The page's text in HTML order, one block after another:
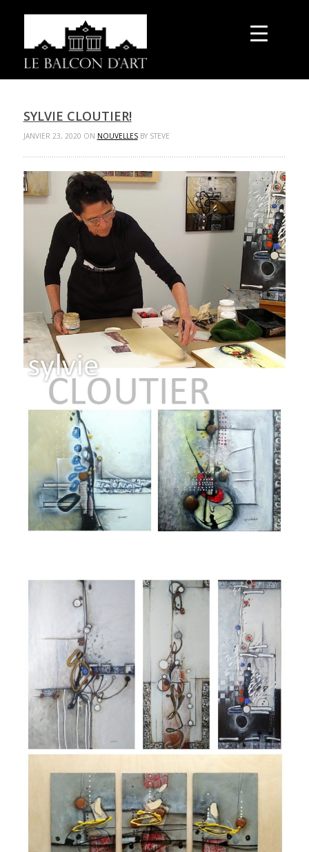
SYLVIE CLOUTIER!
JANVIER 23, 2020 ON NOUVELLESBY STEVE